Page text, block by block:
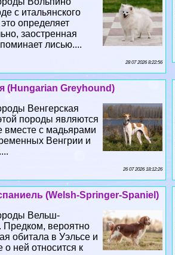
с итальянского
определяет
заостренная
лисью....
28 07 2026 8:22:56
(Hungarian Greyhound)
Венгерская
породы являются
с мадьярами
Венгрии и
26 07 2026 18:12:26
(Welsh-Springer-Spaniel)
Вельш-
Предком, вероятно
обитала в Уэльсе и
ней относится к